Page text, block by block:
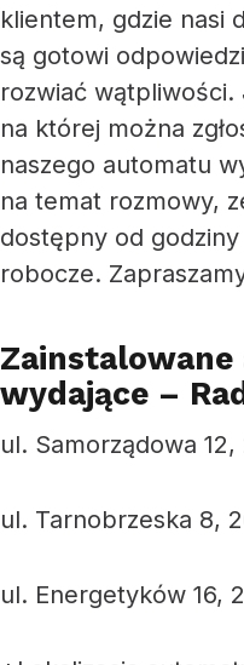
klientem, gdzie nasi
są gotowi
rozwiać
na której można
naszego automatu
na temat rozmowy,
dostępny od
robocze.
wydające –
ul. Samorządowa
ul. Tarnobrzeska 8,
ul. Energetyków 16,